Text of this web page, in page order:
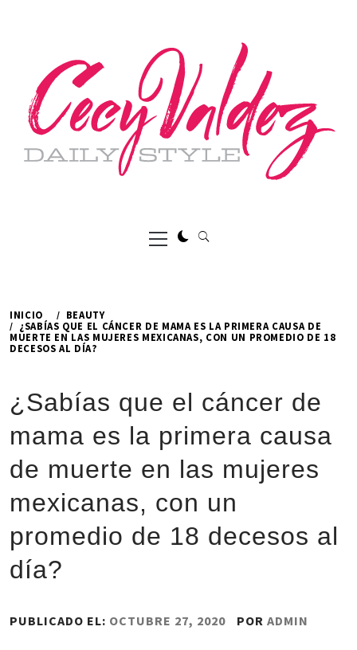
Menú
principal
INICIO
BEAUTY
¿SABÍAS QUE EL CÁNCER DE MAMA ES LA PRIMERA CAUSA DE
MUERTE EN LAS MUJERES MEXICANAS, CON UN PROMEDIO DE 18
DECESOS AL DÍA?
¿Sabías que el cáncer de
mama es la primera causa
de muerte en las mujeres
mexicanas, con un
promedio de 18 decesos al
día?
PUBLICADO EL: OCTUBRE 27, 2020 POR ADMIN